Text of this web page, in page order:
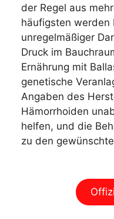
der Regel aus
häufigsten werden
unregelmäßiger
Druck im
Ernährung mit
genetische
Angaben des
Hämorrhoiden
helfen, und die
zu den